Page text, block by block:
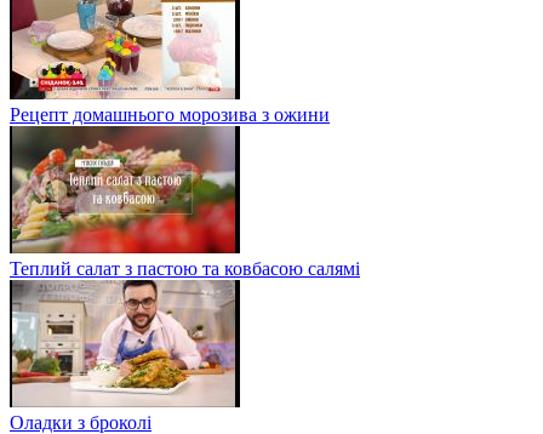
Рецепт домашнього морозива з ожини
Теплий салат з пастою та ковбасою салямі
Оладки з броколі